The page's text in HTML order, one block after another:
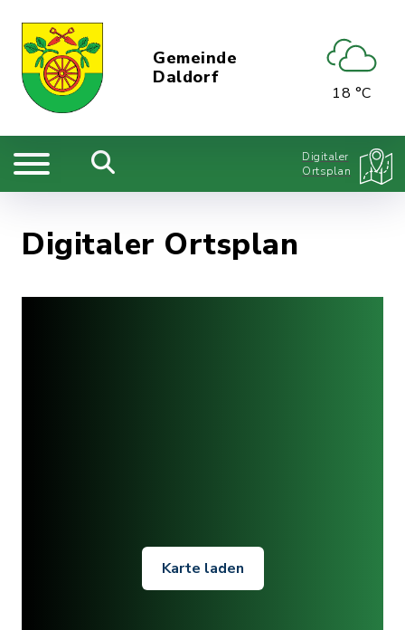
Gemeinde
Daldorf
18 °C
Digitaler
Ortsplan
Digitaler Ortsplan
Karte laden